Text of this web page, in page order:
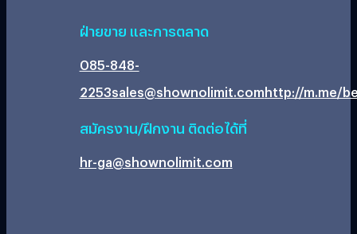
ฝ่ายขาย และการตลาด
085-848-
2253sales@shownolimit.comhttp://m.me/
สมัครงาน/ฝึกงาน ติดต่อได้ที่
hr-ga@shownolimit.com